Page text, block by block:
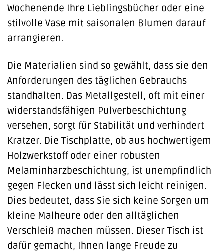
Wochenende Ihre Lieblingsbücher oder eine
stilvolle Vase mit saisonalen Blumen darauf
arrangieren.
Die Materialien sind so gewählt, dass sie den
Anforderungen des täglichen Gebrauchs
standhalten. Das Metallgestell, oft mit einer
widerstandsfähigen Pulverbeschichtung
versehen, sorgt für Stabilität und verhindert
Kratzer. Die Tischplatte, ob aus hochwertigem
Holzwerkstoff oder einer robusten
Melaminharzbeschichtung, ist unempfindlich
gegen Flecken und lässt sich leicht reinigen.
Dies bedeutet, dass Sie sich keine Sorgen um
kleine Malheure oder den alltäglichen
Verschleiß machen müssen. Dieser Tisch ist
dafür gemacht, Ihnen lange Freude zu